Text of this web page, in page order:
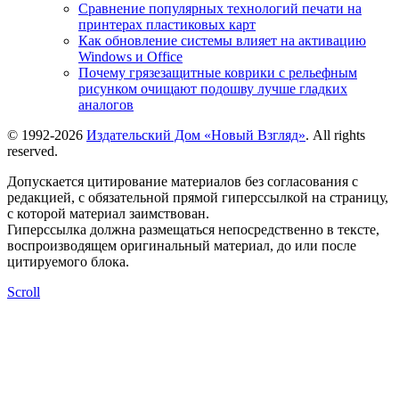
Сравнение популярных технологий печати на
принтерах пластиковых карт
Как обновление системы влияет на активацию
Windows и Office
Почему грязезащитные коврики с рельефным
рисунком очищают подошву лучше гладких
аналогов
© 1992-2026 Издательский Дом «Новый Взгляд». All rights
reserved.
Допускается цитирование материалов без согласования с
редакцией, с обязательной прямой гиперссылкой на страницу,
с которой материал заимствован.
Гиперссылка должна размещаться непосредственно в тексте,
воспроизводящем оригинальный материал, до или после
цитируемого блока.
Scroll